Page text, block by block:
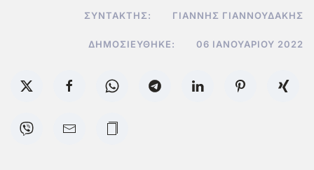
ΣΥΝΤΆΚΤΗΣ: ΓΙΆΝΝΗΣ ΓΙΑΝΝΟΥΔΆΚΗΣ
ΔΗΜΟΣΙΕΎΘΗΚΕ: 06 ΙΑΝΟΥΑΡΊΟΥ 2022